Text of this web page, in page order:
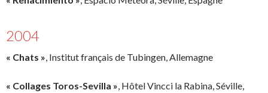
2004
« Chats », Institut français de Tubingen, Allemagne
« Collages Toros-Sevilla », Hôtel Vincci la Rabina, Séville,